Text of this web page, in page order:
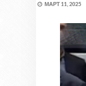
МАРТ 11, 2025